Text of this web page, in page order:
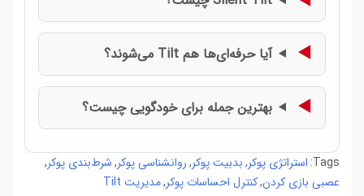
آیا حرفه‌ای‌ها هم Tilt می‌شوند؟
بهترین جمله برای خودگویی چیست؟
Tags: استراتژی پوکر, بدبیت پوکر, روانشناسی پوکر, شرط‌بندی پوکر,
عصبی بازی کردن,کنترل احساسات پوکر,مدیریت Tilt